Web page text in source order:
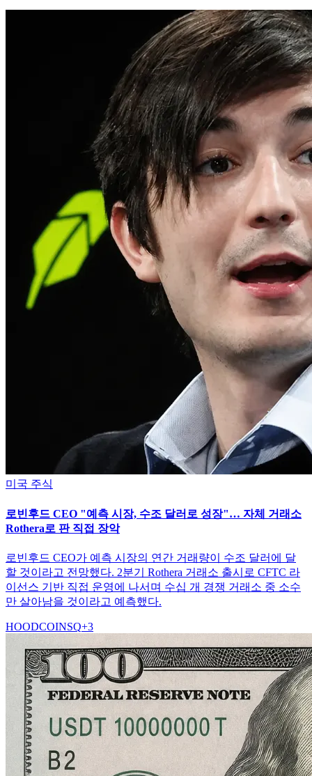
미국 주식
로빈후드 CEO "예측 시장, 수조 달러로 성장"… 자체 거래소
Rothera로 판 직접 장악
로빈후드 CEO가 예측 시장의 연간 거래량이 수조 달러에 달
할 것이라고 전망했다. 2분기 Rothera 거래소 출시로 CFTC 라
이선스 기반 직접 운영에 나서며 수십 개 경쟁 거래소 중 소수
만 살아남을 것이라고 예측했다.
HOODCOINSQ+3